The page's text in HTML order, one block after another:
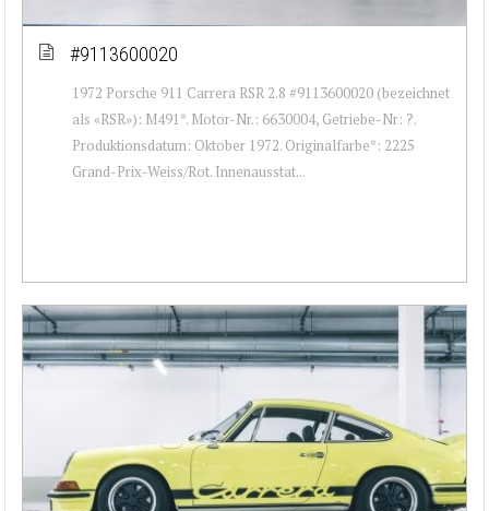
#9113600020
1972 Porsche 911 Carrera RSR 2.8 #9113600020 (bezeichnet
als «RSR»): M491*. Motor-Nr.: 6630004, Getriebe-Nr: ?.
Produktionsdatum: Oktober 1972. Originalfarbe*: 2225
Grand-Prix-Weiss/Rot. Innenausstat...